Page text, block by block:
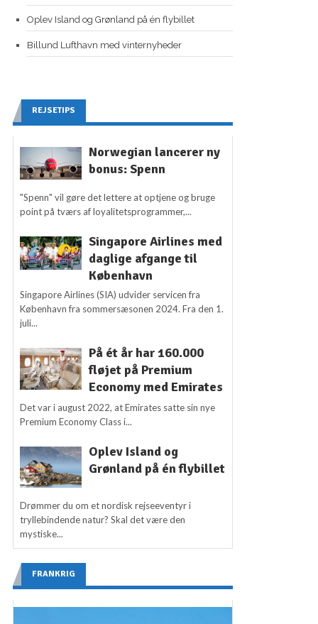
Oplev Island og Grønland på én flybillet
Billund Lufthavn med vinternyheder
REJSETIPS
Norwegian lancerer ny
bonus: Spenn
"Spenn" vil gøre det lettere at optjene og bruge
point på tværs af loyalitetsprogrammer,...
Singapore Airlines med
daglige afgange til
København
Singapore Airlines (SIA) udvider servicen fra
København fra sommersæsonen 2024. Fra den 1.
juli...
På ét år har 160.000
fløjet på Premium
Economy med Emirates
Det var i august 2022, at Emirates satte sin nye
Premium Economy Class i...
Oplev Island og
Grønland på én flybillet
Drømmer du om et nordisk rejseeventyr i
tryllebindende natur? Skal det være den
mystiske...
FRANKRIG